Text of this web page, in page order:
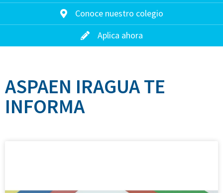
Conoce nuestro colegio
Aplica ahora
ASPAEN IRAGUA TE
INFORMA